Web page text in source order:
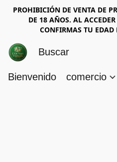
PROHIBICIÓN DE VENTA DE
DE 18 AÑOS. AL
CONFIRMAS TU
Bienvenido comercio